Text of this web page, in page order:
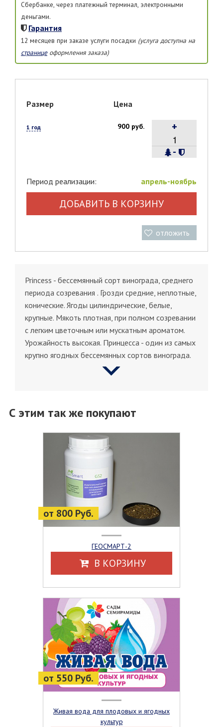
Сбербанке, через платежный терминал, электронными
деньгами.
Гарантия
12 месяцев при заказе услуги посадки (услуга доступна на
страницеоформления заказа)
Размер Цена
1 год 900 руб.
-
+
Период реализации: апрель-ноябрь
ДОБАВИТЬ В КОРЗИНУ
отложить
Princess - бессемянный сорт винограда, среднего
периода созревания . Грозди средние, неплотные,
конические. Ягоды цилиндрические, белые,
крупные. Мякоть плотная, при полном созревании
с легким цветочным или мускатным ароматом.
Урожайность высокая. Принцесса - один из самых
крупно ягодных бессемянных сортов винограда.
С этим так же покупают
от 800 Руб.
ГЕОСМАРТ-2
В КОРЗИНУ
от 550 Руб.
Живая вода для плодовых и ягодных
культур